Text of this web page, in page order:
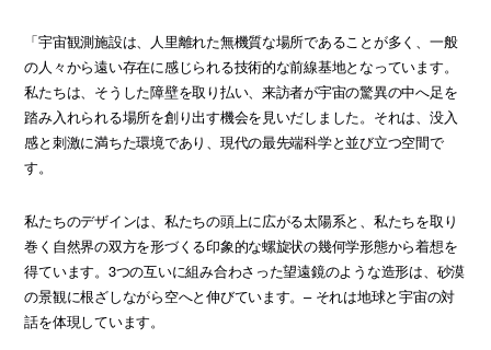
「宇宙観測施設は、人里離れた無機質な場所であることが多く、一般
の人々から遠い存在に感じられる技術的な前線基地となっています。
私たちは、そうした障壁を取り払い、来訪者が宇宙の驚異の中へ足を
踏み入れられる場所を創り出す機会を見いだしました。それは、没入
感と刺激に満ちた環境であり、現代の最先端科学と並び立つ空間で
す。
私たちのデザインは、私たちの頭上に広がる太陽系と、私たちを取り
巻く自然界の双方を形づくる印象的な螺旋状の幾何学形態から着想を
得ています。3つの互いに組み合わさった望遠鏡のような造形は、砂漠
の景観に根ざしながら空へと伸びています。– それは地球と宇宙の対
話を体現しています。